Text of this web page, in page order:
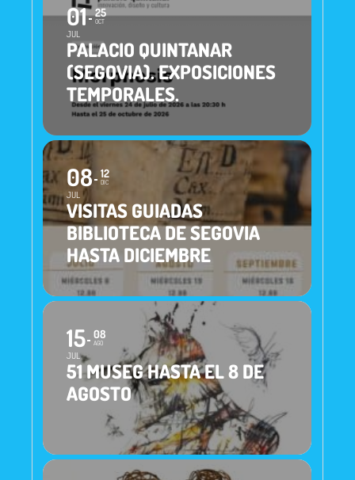
01
JUL
25
OCT
PALACIO QUINTANAR
(SEGOVIA). EXPOSICIONES
TEMPORALES.
08
JUL
12
DIC
VISITAS GUIADAS
BIBLIOTECA DE SEGOVIA
HASTA DICIEMBRE
15
JUL
08
AGO
51 MUSEG HASTA EL 8 DE
AGOSTO